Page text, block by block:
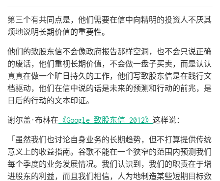
第三个有共同点是，他们需要在信中向精明的投资人不厌其
烦地说明长期价值的重要性。
他们的致股东信不会像政府报告那样空洞，也不会只说正确
的废话，他们重视长期价值，不会做一盘子买卖，而是认认
真真在做一个旷日持久的工作，他们写致股东信是在践行文
档驱动，他们在信中说的话是未来的预测和行动的前兆，是
日后的行动的文本印证。
谢尔盖·布林在 《Google 致股东信 2012》 这样说：
「虽然我们也讨论自身业务的长期趋势，但不打算提供传统
意义上的收益指南。谷歌不能在一个狭窄的范围内预测我们
每个季度的业务发展情况。我们认识到，我们的职责在于增
进股东的利益，而且我们相信，人为地制造某些短期目标数